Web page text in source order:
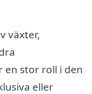
växter,
en stor roll i den
eller